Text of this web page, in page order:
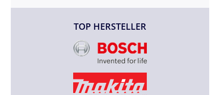
TOP HERSTELLER